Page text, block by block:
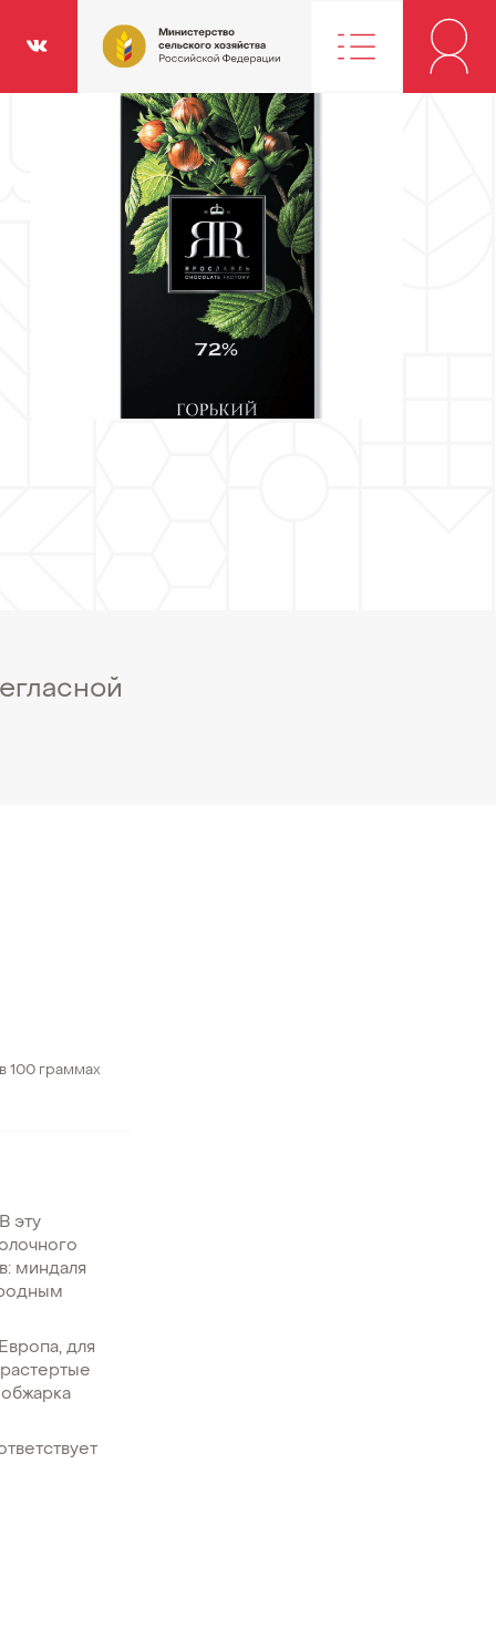
Министерство
сельского
хозяйства
Федерации
Вконтакте
100 граммах
эту
миндаля
для